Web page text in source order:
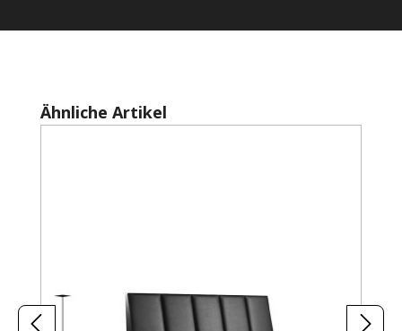
Produktgalerie überspringen
Ähnliche Artikel